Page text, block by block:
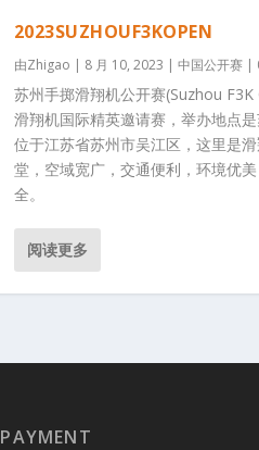
2023SUZHOUF3KOPEN
由Zhigao | 8 月 10, 2023 | 中国公开赛|
苏州手掷滑翔机公开赛(Suzhou
滑翔机国际精英邀请赛，举办地点是
位于江苏省苏州市吴江区，这里是
堂，空域宽广，交通便利，环境优
全。
阅读更多
PAYMENT